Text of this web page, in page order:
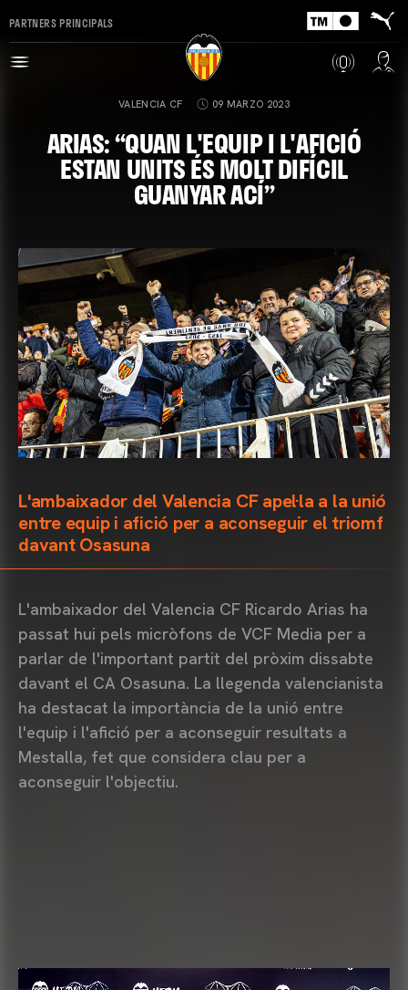
PARTNERS PRINCIPALS
VALENCIA CF 09 MARZO 2023
ARIAS: “QUAN L'EQUIP I L'AFICIÓ
ESTAN UNITS ÉS MOLT DIFÍCIL
GUANYAR ACÍ”
L'ambaixador del Valencia CF apel·la a la unió
entre equip i afició per a aconseguir el triomf
davant Osasuna
L'ambaixador del Valencia CF Ricardo Arias ha
passat hui pels micròfons de VCF Media per a
parlar de l'important partit del pròxim dissabte
davant el CA Osasuna. La llegenda valencianista
ha destacat la importància de la unió entre
l'equip i l'afició per a aconseguir resultats a
Mestalla, fet que considera clau per a
aconseguir l'objectiu.